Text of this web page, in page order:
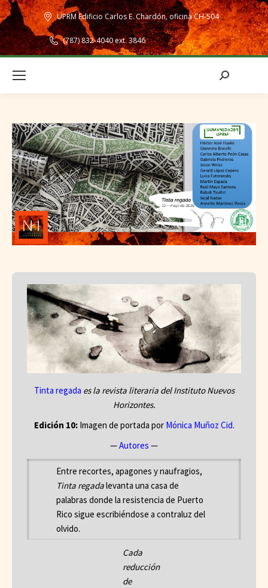
UPRM Edificio Carlos E. Chardón, oficina CH-504
(787) 832-4040 ext. 3846
Search:
Tinta regada es la revista literaria del Instituto Nuevos
Horizontes.
Edición 10: Imagen de portada por Mónica Muñoz Cid.
—Autores —
Entre recortes, apagones y naufragios,
Tinta regadalevanta una casa de
palabras donde la resistencia de Puerto
Rico sigue escribiéndose a contraluz del
olvido.
Cada
reducción
de